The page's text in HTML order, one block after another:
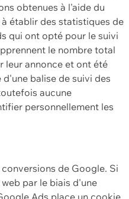
obtenues à l'aide du
établir des statistiques de
qui ont opté pour le suivi
le nombre total
leur annonce et ont été
balise de suivi des
aucune
personnellement les
de Google. Si
par le biais d'une